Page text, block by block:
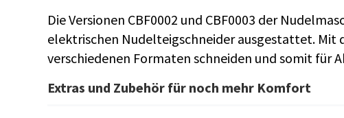
Die Versionen CBF0002 und CBF0003 der
elektrischen Nudelteigschneider ausgestattet. Mit
verschiedenen Formaten schneiden und somit für
Extras und Zubehör für noch mehr Komfort